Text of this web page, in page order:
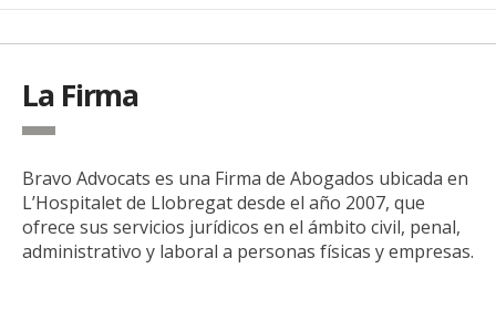
La Firma
Bravo Advocats es una Firma de Abogados ubicada en
L’Hospitalet de Llobregat desde el año 2007, que
ofrece sus servicios jurídicos en el ámbito civil, penal,
administrativo y laboral a personas físicas y empresas.